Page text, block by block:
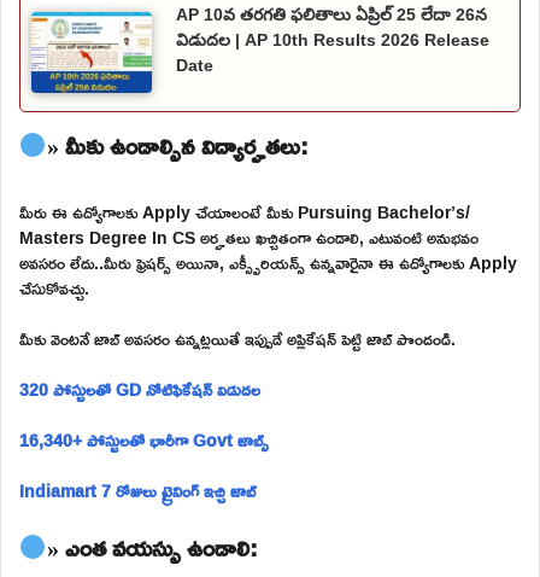
AP 10వ తరగతి ఫలితాలు ఏప్రిల్ 25 లేదా 26న
విడుదల | AP 10th Results 2026 Release
Date
» మీకు ఉండాల్సిన విద్యార్హతలు:
మీరు ఈ ఉద్యోగాలకు Apply చేయాలంటే మీకు Pursuing Bachelor’s/
Masters Degree In CS అర్హతలు ఖచ్చితంగా ఉండాలి, ఎటువంటి అనుభవం
అవసరం లేదు..మీరు ఫ్రెషర్స్ అయినా, ఎక్స్పీరియన్స్ ఉన్నవారైనా ఈ ఉద్యోగాలకు Apply
చేసుకోవచ్చు.
మీకు వెంటనే జాబ్ అవసరం ఉన్నట్లయితే ఇప్పుడే అప్లికేషన్ పెట్టి జాబ్ పొందండి.
320 పోస్టులతో GD నోటిఫికేషన్ విడుదల
16,340+ పోస్టులతో భారీగా Govt జాబ్స్
Indiamart 7 రోజులు ట్రైనింగ్ ఇచ్చి జాబ్
» ఎంత వయస్సు ఉండాలి: